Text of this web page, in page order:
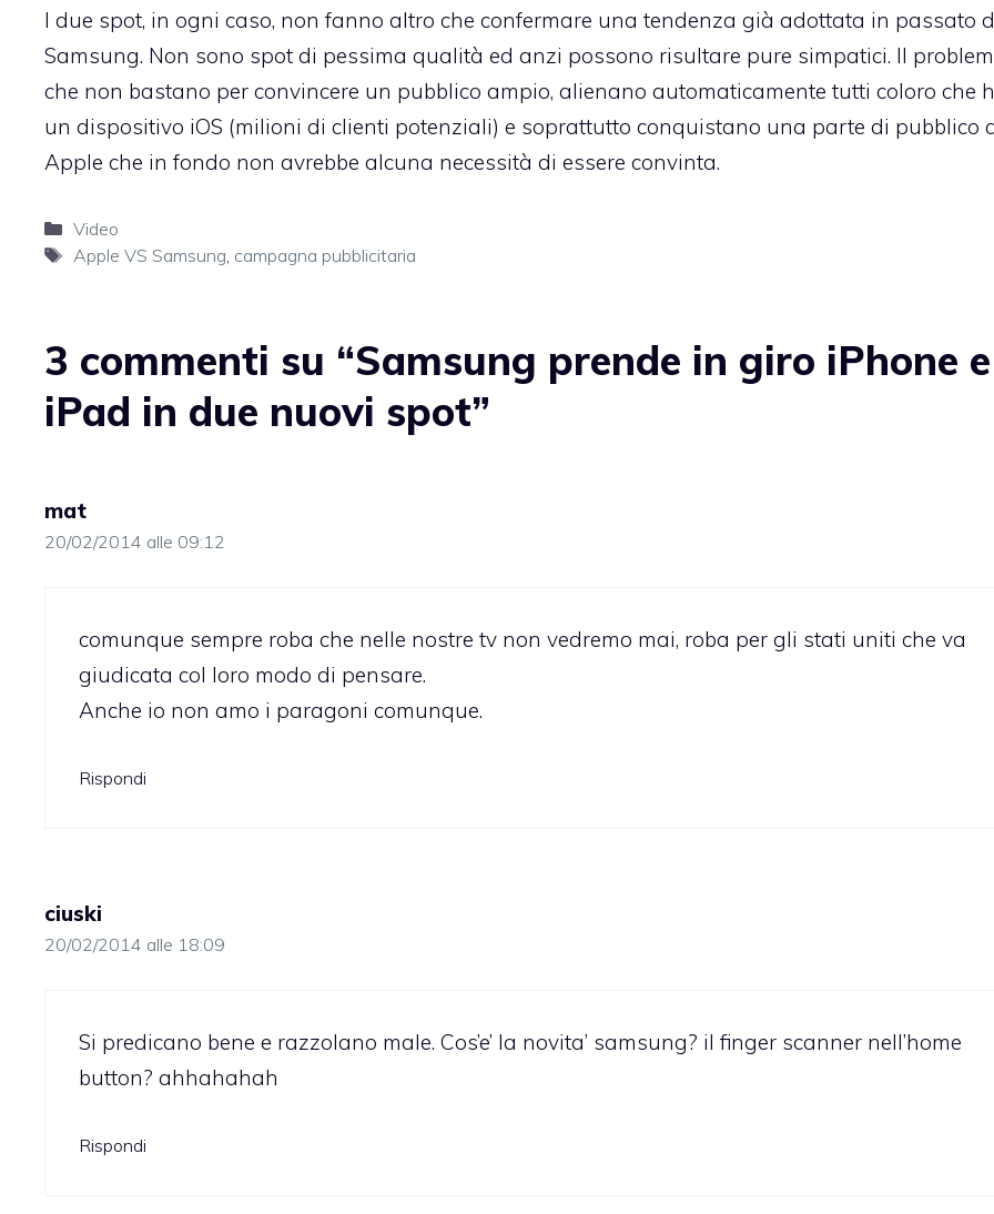
I due spot, in ogni caso, non fanno altro che confermare una tendenza già adottata in passato
Samsung. Non sono spot di pessima qualità ed anzi possono risultare pure simpatici. Il
che non bastano per convincere un pubblico ampio, alienano automaticamente tutti coloro che
un dispositivo iOS (milioni di clienti potenziali) e soprattutto conquistano una parte di pubblico
Apple che in fondo non avrebbe alcuna necessità di essere convinta.
Categorie
Video
Tag
Apple VS Samsung, campagna pubblicitaria
3 commenti su “Samsung prende in giro iPhone e
iPad in due nuovi spot”
mat
20/02/2014 alle 09:12
comunque sempre roba che nelle nostre tv non vedremo mai, roba per gli stati uniti che va
giudicata col loro modo di pensare.
Anche io non amo i paragoni comunque.
Rispondi
ciuski
20/02/2014 alle 18:09
Si predicano bene e razzolano male. Cos’e’ la novita’ samsung? il finger scanner nell’home
button? ahhahahah
Rispondi